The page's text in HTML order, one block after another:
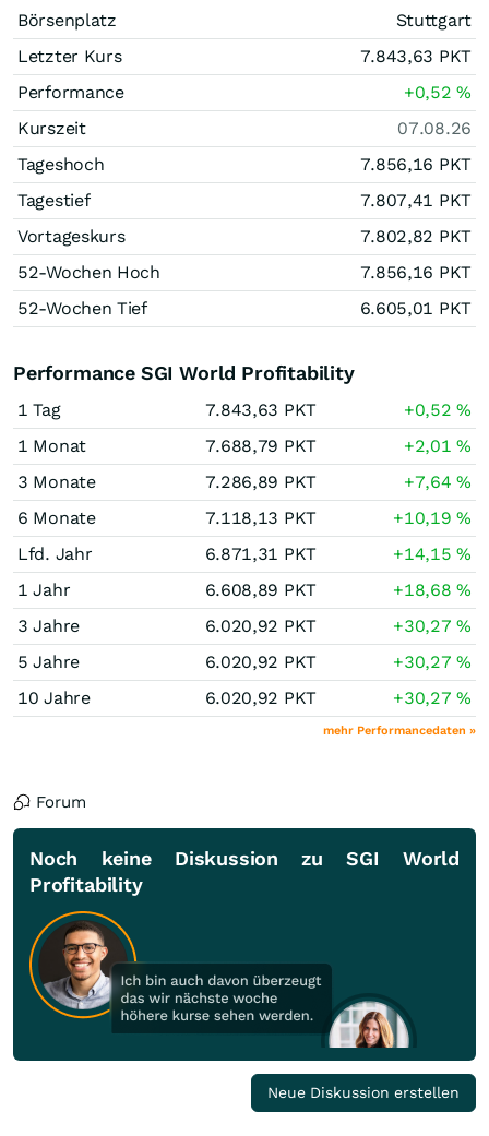
Börsenplatz
Stuttgart
Letzter Kurs
7.843,63 PKT
Performance
+0,52%
Kurszeit
07.08.26
Tageshoch
7.856,16 PKT
Tagestief
7.807,41 PKT
Vortageskurs
7.802,82 PKT
52-Wochen Hoch
7.856,16 PKT
52-Wochen Tief
6.605,01 PKT
Performance SGI World Profitability
1 Tag 7.843,63 PKT +0,52%
1 Monat
7.688,79 PKT +2,01%
3 Monate
7.286,89 PKT +7,64%
6 Monate
7.118,13 PKT +10,19%
Lfd. Jahr
6.871,31 PKT +14,15%
1 Jahr
6.608,89 PKT +18,68%
3 Jahre
6.020,92 PKT +30,27%
5 Jahre
6.020,92 PKT +30,27%
10 Jahre
6.020,92 PKT +30,27%
mehr Performancedaten »
Forum
Noch keine Diskussion zu SGI World
Profitability
Neue Diskussion erstellen